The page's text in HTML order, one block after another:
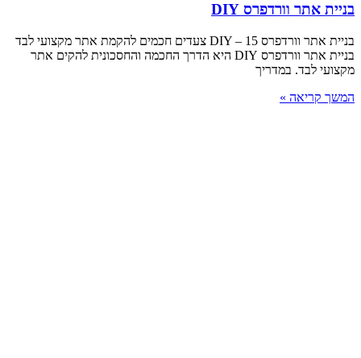
בניית אתר וורדפרס DIY
בניית אתר וורדפרס DIY – 15 צעדים חכמים להקמת אתר מקצועי לבד
בניית אתר וורדפרס DIY היא הדרך החכמה והחסכונית להקים אתר
מקצועי לבד. במדריך
המשך קריאה »